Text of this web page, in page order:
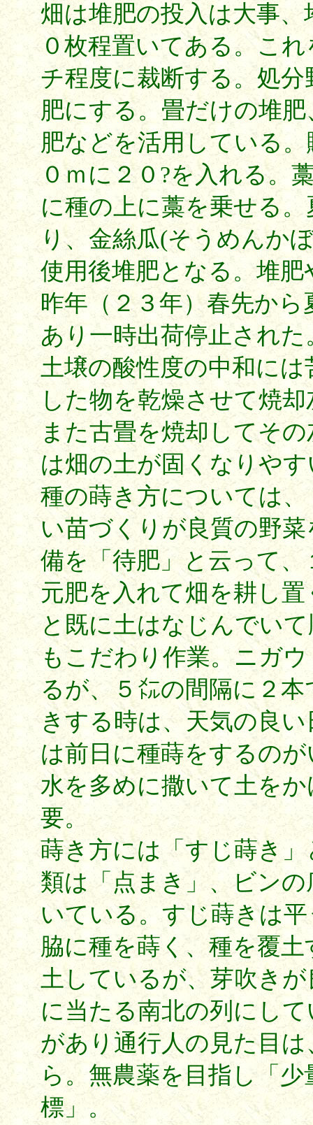
畑は堆肥の投入は大事
０枚程置いてある。こ
チ程度に裁断する。処
肥にする。畳だけの堆
肥などを活用している
０ｍに２０?を入れる。
に種の上に藁を乗せる
り、金絲瓜(そうめんか
使用後堆肥となる。堆
昨年（２３年）春先か
あり一時出荷停止された
土壌の酸性度の中和に
した物を乾燥させて焼
また古畳を焼却してそ
は畑の土が固くなりや
種の蒔き方については
い苗づくりが良質の野
備を「待肥」と云って
元肥を入れて畑を耕し
と既に土はなじんでい
もこだわり作業。ニガ
るが、５㍍の間隔に２
きする時は、天気の良
は前日に種蒔をするの
水を多めに撒いて土を
要。
蒔き方には「すじ蒔き
類は「点まき」、ビン
いている。すじ蒔きは
脇に種を蒔く、種を覆
土しているが、芽吹き
に当たる南北の列にし
があり通行人の見た目
ら。無農薬を目指し「
標」。